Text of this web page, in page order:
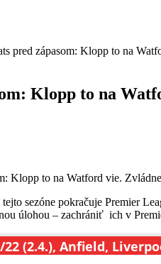
pred zápasom: Klopp to na
Klopp to na
tejto sezóne pokračuje Premier
úlohou – zachrániť ich v
(2.4.), Anfield,